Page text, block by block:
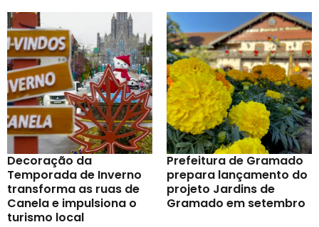
Decoração da
Temporada de Inverno
transforma as ruas de
Canela e impulsiona o
turismo local
Prefeitura de Gramado
prepara lançamento do
projeto Jardins de
Gramado em setembro